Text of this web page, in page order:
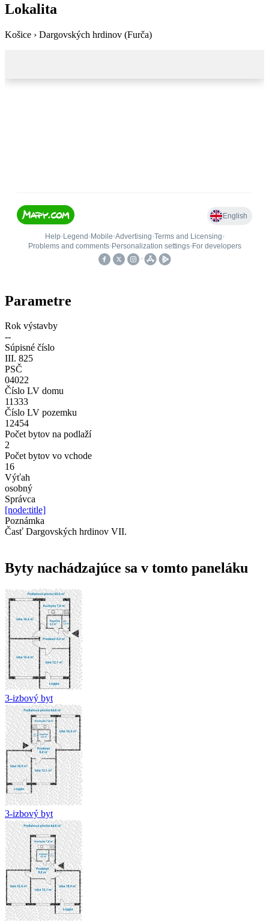
Lokalita
Košice › Dargovských hrdinov (Furča)
Parametre
Rok výstavby
--
Súpisné číslo
III. 825
PSČ
04022
Číslo LV domu
11333
Číslo LV pozemku
12454
Počet bytov na podlaží
2
Počet bytov vo vchode
16
Výťah
osobný
Správca
[node:title]
Poznámka
Časť Dargovských hrdinov VII.
Byty nachádzajúce sa v tomto paneláku
3-izbový byt
3-izbový byt